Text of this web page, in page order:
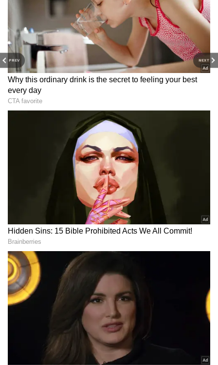
PREV NEXT
గుజరాత్‌లో వింత ఘటన అలల్లా
ఎగసి పడుతున్న బావి నీళ్లు |
Virparada village | Gujarat
డాలర్లు వస్తాయి కానీ...
Wage | Asianet News Telugu
తమిళనాడు బడ్జెట్ విజయ్
ఆసక్తికర కేటాయింపులు | Tamil
Nadu CM Vijay Mega Budget
2026
వెనకా, ముందు ఎస్కార్ట్ రైళ్లు..
మధ్యలో రాష్ట్రపతి కోసం ప్రత్యేక
రైలు. ఇదొక న‌డిచే రాజ‌భ‌వ‌నం
LATEST VIDEOS
చీరాల పర్యటన లో స్వయంగా చీరను నేసిన
సీఎం చంద్రబాబు | CM Chandrababu
Chirala tour | Asianet Telugu
గుజరాత్‌లో వింత ఘటన అలల్లా ఎగసి
పడుతున్న బావి నీళ్లు | Virparada village |
Gujarat mysterious well